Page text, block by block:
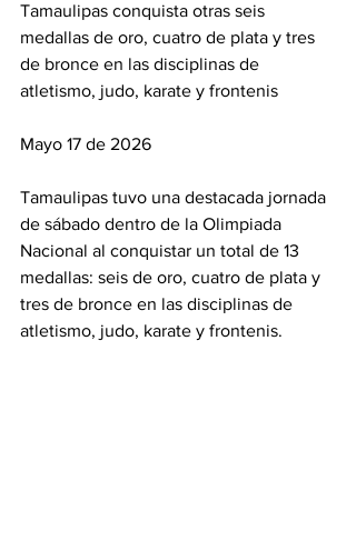
Tamaulipas conquista otras seis
medallas de oro, cuatro de plata y tres
de bronce en las disciplinas de
atletismo, judo, karate y frontenis
Mayo 17 de 2026
Tamaulipas tuvo una destacada jornada
de sábado dentro de la Olimpiada
Nacional al conquistar un total de 13
medallas: seis de oro, cuatro de plata y
tres de bronce en las disciplinas de
atletismo, judo, karate y frontenis.